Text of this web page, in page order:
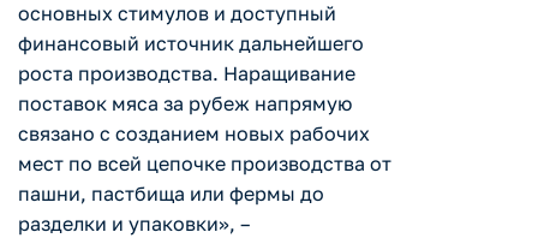
основных стимулов и доступный
финансовый источник дальнейшего
роста производства. Наращивание
поставок мяса за рубеж напрямую
связано с созданием новых рабочих
мест по всей цепочке производства от
пашни, пастбища или фермы до
разделки и упаковки», –